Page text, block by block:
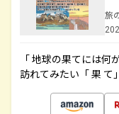
旅
「 地球の果てには
訪れてみたい「 果 て